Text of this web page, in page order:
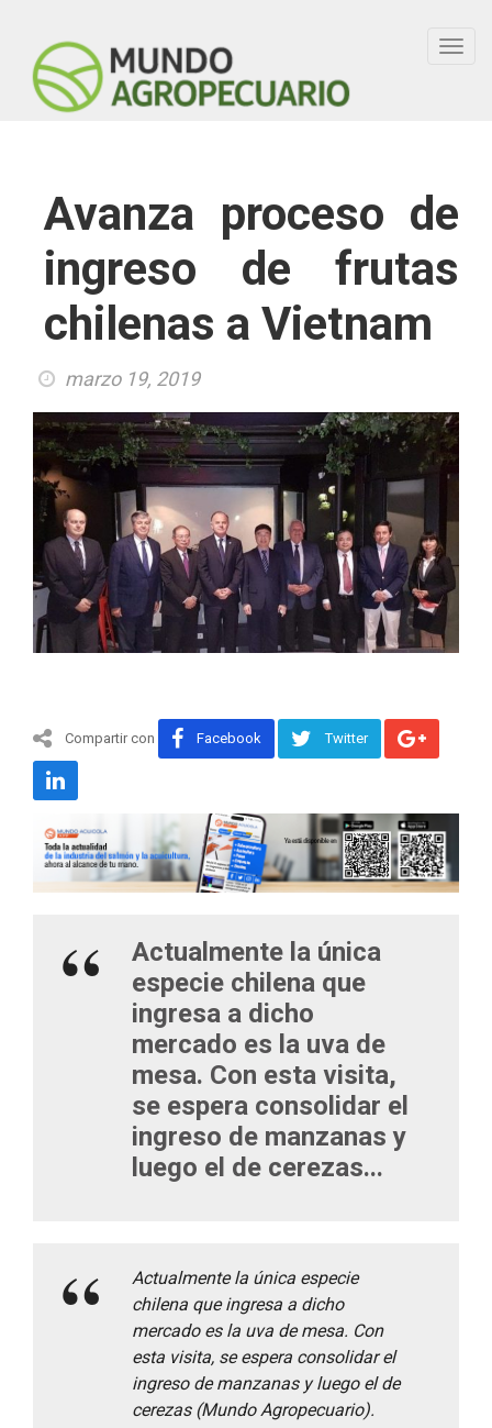
Avanza proceso de
ingreso de frutas
chilenas a Vietnam
marzo 19, 2019
Compartir con Facebook Twitter
Actualmente la única
especie chilena que
ingresa a dicho
mercado es la uva de
mesa. Con esta visita,
se espera consolidar el
ingreso de manzanas y
luego el de cerezas...
Actualmente la única especie
chilena que ingresa a dicho
mercado es la uva de mesa. Con
esta visita, se espera consolidar el
ingreso de manzanas y luego el de
cerezas (Mundo Agropecuario).